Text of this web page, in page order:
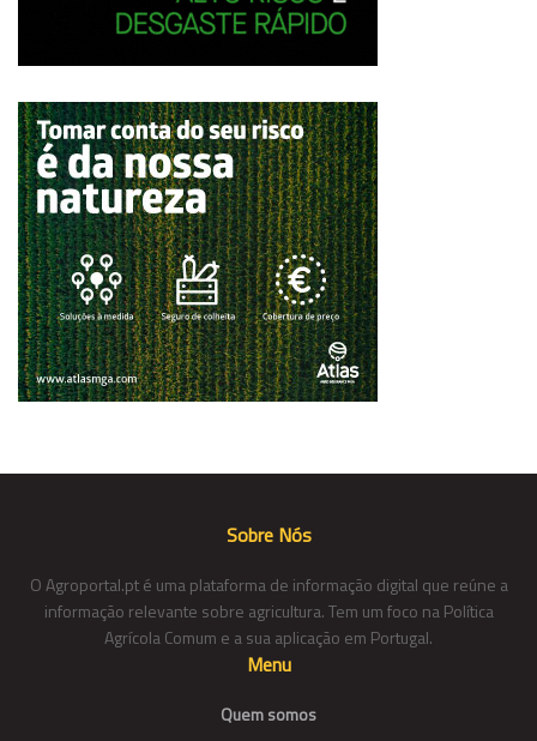
Sobre Nós
O Agroportal.pt é uma plataforma de informação digital que reúne a
informação relevante sobre agricultura. Tem um foco na Política
Agrícola Comum e a sua aplicação em Portugal.
Menu
Quem somos